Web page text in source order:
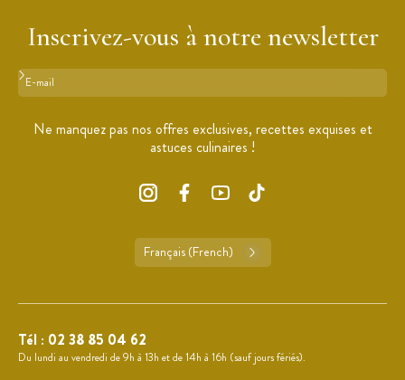
Inscrivez-vous à notre newsletter
Format : adresse@email.com
Ne manquez pas nos offres exclusives, recettes exquises et
astuces culinaires !
Français (French)
Tél : 02 38 85 04 62
Du lundi au vendredi de 9h à 13h et de 14h à 16h (sauf jours fériés).